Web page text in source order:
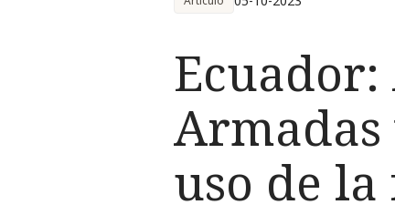
Ecuador:
Armadas
uso de